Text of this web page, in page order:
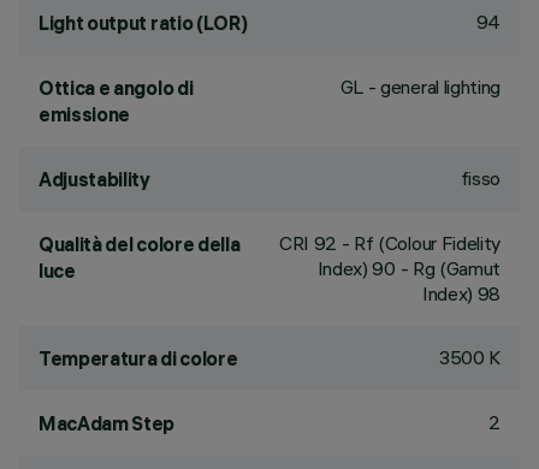
Light output ratio (LOR) 94
Ottica e angolo di
emissione
GL - general lighting
Adjustability fisso
Qualità del colore della
luce
CRI 92 - Rf (Colour Fidelity
Index) 90 - Rg (Gamut
Index) 98
Temperatura di colore 3500 K
MacAdam Step 2